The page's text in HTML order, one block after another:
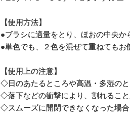
【使用方法】
●ブラシに適量をとり、ほおの中央か
●単色でも、２色を混ぜて重ねてもお
【使用上の注意】
◇日のあたるところや高温・多湿のと
◇落下などの衝撃により、割れること
◇スムーズに開閉できなくなった場合